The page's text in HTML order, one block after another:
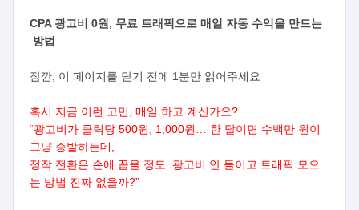
CPA 광고비 0원, 무료 트래픽으로 매일 자동 수익을 만드는
방법
잠깐, 이 페이지를 닫기 전에 1분만 읽어주세요
혹시 지금 이런 고민, 매일 하고 계신가요?
“광고비가 클릭당 500원, 1,000원… 한 달이면 수백만 원이
그냥 증발하는데,
정작 전환은 손에 꼽을 정도. 광고비 안 들이고 트래픽 모으
는 방법 진짜 없을까?”